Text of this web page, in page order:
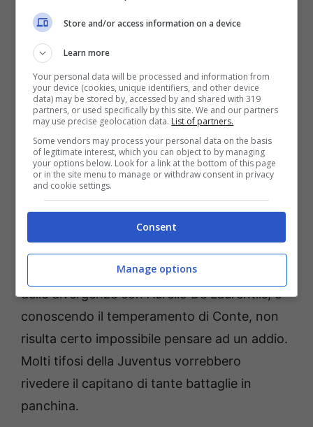
Che squadra allenerà Allegri? – reggionelpallone.it Foto Ansa
Perché il Napoli?Perché Antonio Conte,
nonostante un contratto di altri tre anni in
corso con il club azzurro, ha sempre glissato
a fine stagione”. Nel caso dovessero sorgere
delle divergenze con Aurelio De Laurentiis, e
conoscendo il temperamento di Conte, non
risulta certo impossibile pensare ad un addio.
Molti tifosi della Juventus vorrebbero
rivedere il capitano di tante battaglie in
panchina.
Store and/or access information on a device
Learn more
Your personal data will be processed and information from
your device (cookies, unique identifiers, and other device
data) may be stored by, accessed by and shared with 319
partners, or used specifically by this site. We and our partners
may use precise geolocation data. List of partners.
Some vendors may process your personal data on the basis
of legitimate interest, which you can object to by managing
your options below. Look for a link at the bottom of this page
or in the site menu to manage or withdraw consent in privacy
and cookie settings.
Consent
Manage options